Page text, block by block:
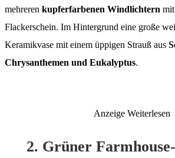
mehreren kupferfarbenen Windlichtern
Flackerschein. Im Hintergrund eine große
Keramikvase mit einem üppigen Strauß aus
Chrysanthemen und Eukalyptus.
Anzeige Weiterlesen
2. Grüner